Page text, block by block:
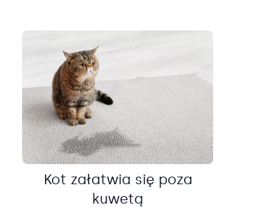
Kot załatwia się poza
kuwetą